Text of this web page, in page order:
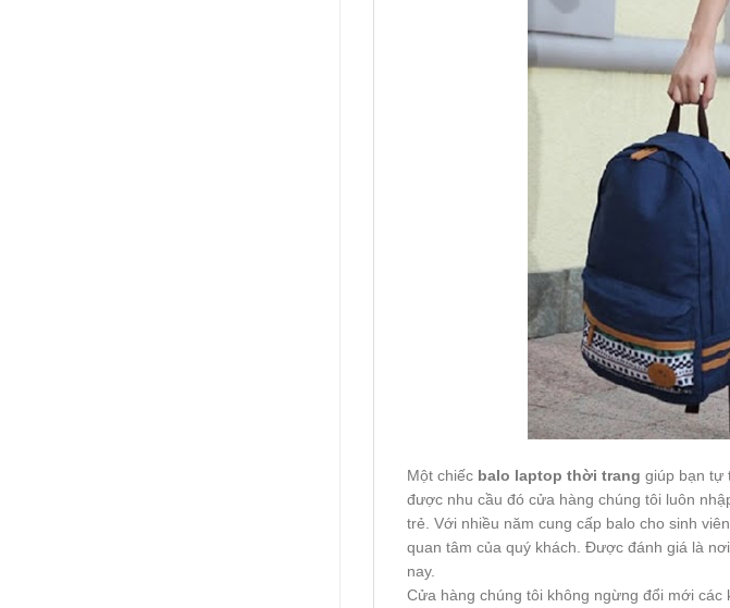
Một chiếc balo laptop thời trang giúp bạn tự
được nhu cầu đó cửa hàng chúng tôi luôn
trẻ. Với nhiều năm cung cấp balo cho sinh
quan tâm của quý khách. Được đánh giá là
nay.
Cửa hàng chúng tôi không ngừng đổi mới các